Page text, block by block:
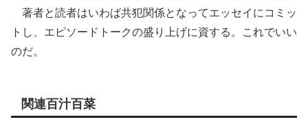
著者と読者はいわば共犯関係となってエッセイにコミッ
トし、エピソードトークの盛り上げに資する。これでいい
のだ。
関連百汁百菜